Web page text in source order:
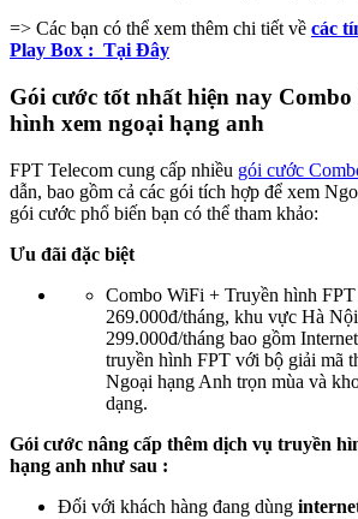
=> Các bạn có thể xem thêm chi tiết về các
Play Box : Tại Đây
Gói cước tốt nhất hiện nay
hình xem ngoại hạng anh
FPT Telecom cung cấp nhiều gói cước
dẫn, bao gồm cả các gói tích hợp để xem
gói cước phổ biến bạn có thể tham khảo:
Ưu đãi đặc biệt
Combo WiFi + Truyền hình
269.000đ/tháng, khu vực Hà
299.000đ/tháng bao gồm
truyền hình FPT với bộ giải mã
Ngoại hạng Anh trọn mùa và
dạng.
Gói cước nâng cấp thêm dịch vụ truyền
hạng anh như sau :
Đối với khách hàng đang dùng